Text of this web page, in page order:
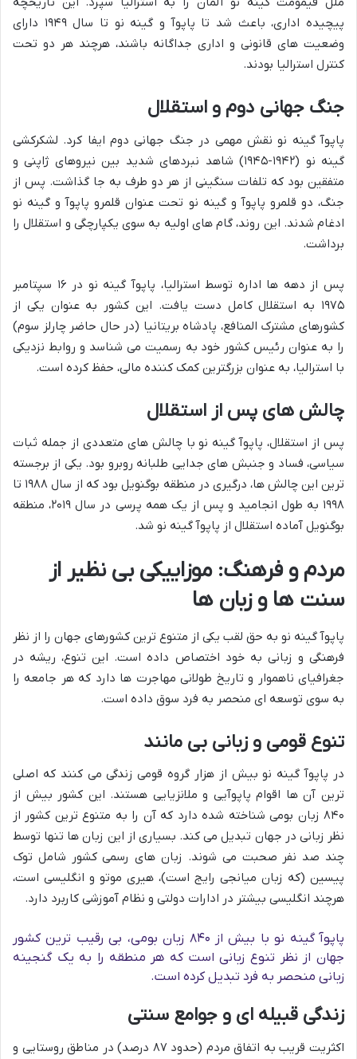
پیچیده اداری، باعث شد تا پاپوآ و گینه نو تا سال ۱۹۴۹ دارای
وضعیت های قانونی و اداری جداگانه باشند، هرچند هر دو تحت
کنترل استرالیا بودند.
جنگ جهانی دوم و استقلال
پاپوآ گینه نو نقش مهمی در جنگ جهانی دوم ایفا کرد. لشکرکشی
گینه نو (۱۹۴۲-۱۹۴۵) شاهد نبردهای شدید بین نیروهای ژاپنی و
متفقین بود که تلفات سنگینی از هر دو طرف به جا گذاشت. پس از
جنگ، دو قلمرو پاپوآ و گینه نو تحت عنوان قلمرو پاپوآ و گینه نو
ادغام شدند. این روند، گام های اولیه به سوی یکپارچگی و استقلال را
برداشت.
پس از دهه ها اداره توسط استرالیا، پاپوآ گینه نو در ۱۶ سپتامبر
۱۹۷۵ به استقلال کامل دست یافت. این کشور به عنوان یکی از
کشورهای مشترک المنافع، پادشاه بریتانیا (در حال حاضر چارلز سوم)
را به عنوان رئیس کشور خود به رسمیت می شناسد و روابط نزدیکی
با استرالیا، به عنوان بزرگترین کمک کننده مالی، حفظ کرده است.
چالش های پس از استقلال
پس از استقلال، پاپوآ گینه نو با چالش های متعددی از جمله ثبات
سیاسی، فساد و جنبش های جدایی طلبانه روبرو بود. یکی از برجسته
ترین این چالش ها، درگیری در منطقه بوگنویل بود که از سال ۱۹۸۸ تا
۱۹۹۸ به طول انجامید و پس از یک همه پرسی در سال ۲۰۱۹، منطقه
بوگنویل آماده استقلال از پاپوآ گینه نو شد.
مردم و فرهنگ: موزاییکی بی نظیر از
سنت ها و زبان ها
پاپوآ گینه نو به حق لقب یکی از متنوع ترین کشورهای جهان را از نظر
فرهنگی و زبانی به خود اختصاص داده است. این تنوع، ریشه در
جغرافیای ناهموار و تاریخ طولانی مهاجرت ها دارد که هر جامعه را
به سوی توسعه ای منحصر به فرد سوق داده است.
تنوع قومی و زبانی بی مانند
در پاپوآ گینه نو بیش از هزار گروه قومی زندگی می کنند که اصلی
ترین آن ها اقوام پاپوآیی و ملانزیایی هستند. این کشور بیش از
۸۴۰ زبان بومی شناخته شده دارد که آن را به متنوع ترین کشور از
نظر زبانی در جهان تبدیل می کند. بسیاری از این زبان ها تنها توسط
چند صد نفر صحبت می شوند. زبان های رسمی کشور شامل توک
پیسین (که زبان میانجی رایج است)، هیری موتو و انگلیسی است،
هرچند انگلیسی بیشتر در ادارات دولتی و نظام آموزشی کاربرد دارد.
پاپوآ گینه نو با بیش از ۸۴۰ زبان بومی، بی رقیب ترین کشور
جهان از نظر تنوع زبانی است که هر منطقه را به یک گنجینه
زبانی منحصر به فرد تبدیل کرده است.
زندگی قبیله ای و جوامع سنتی
اکثریت قریب به اتفاق مردم (حدود ۸۷ درصد) در مناطق روستایی و